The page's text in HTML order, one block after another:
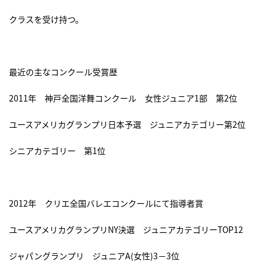
クラスを受け持つ。
最近の主なコンクール受賞歴
2011年 神戸全国洋舞コンクール 女性ジュニア1部 第2位
ユースアメリカグランプリ日本予選 ジュニアカテゴリー第2位
シニアカテゴリー 第1位
2012年 クリエ全国バレエコンクールにて指導者賞
ユースアメリカグランプリNY決選 ジュニアカテゴリーTOP12
ジャパングランプリ ジュニアA(女性)3－3位